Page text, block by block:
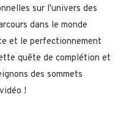
sur l'univers des
dans le monde
et le perfectionnement
quête de complétion et
des sommets
!